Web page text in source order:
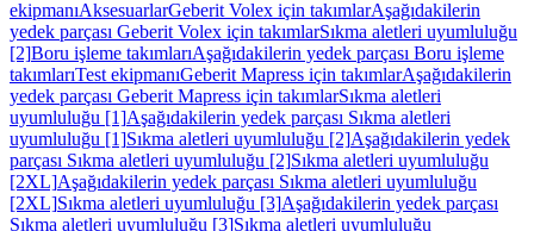
ekipmanıAksesuarlarGeberit Volex için takımlarAşağıdakilerin
yedek parçası Geberit Volex için takımlarSıkma aletleri uyumluluğu
[2]Boru işleme takımlarıAşağıdakilerin yedek parçası Boru işleme
takımlarıTest ekipmanıGeberit Mapress için takımlarAşağıdakilerin
yedek parçası Geberit Mapress için takımlarSıkma aletleri
uyumluluğu [1]Aşağıdakilerin yedek parçası Sıkma aletleri
uyumluluğu [1]Sıkma aletleri uyumluluğu [2]Aşağıdakilerin yedek
parçası Sıkma aletleri uyumluluğu [2]Sıkma aletleri uyumluluğu
[2XL]Aşağıdakilerin yedek parçası Sıkma aletleri uyumluluğu
[2XL]Sıkma aletleri uyumluluğu [3]Aşağıdakilerin yedek parçası
Sıkma aletleri uyumluluğu [3]Sıkma aletleri uyumluluğu